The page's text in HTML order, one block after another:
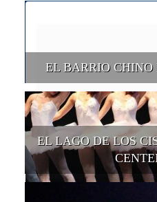
EL BARRIO CHINO
EL LAGO DE LOS